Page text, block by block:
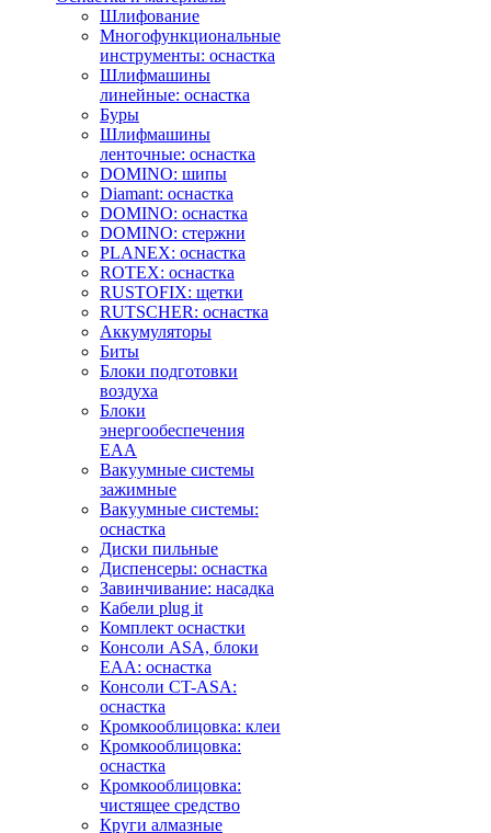
Шлифование
Многофункциональные
инструменты: оснастка
Шлифмашины
линейные: оснастка
Буры
Шлифмашины
ленточные: оснастка
DOMINO: шипы
Diamant: оснастка
DOMINO: оснастка
DOMINO: стержни
PLANEX: оснастка
ROTEX: оснастка
RUSTOFIX: щетки
RUTSCHER: оснастка
Аккумуляторы
Биты
Блоки подготовки
воздуха
Блоки
энергообеспечения
EAA
Вакуумные системы
зажимные
Вакуумные системы:
оснастка
Диски пильные
Диспенсеры: оснастка
Завинчивание: насадка
Кабели plug it
Комплект оснастки
Консоли ASA, блоки
EAA: оснастка
Консоли CT-ASA:
оснастка
Кромкооблицовка: клеи
Кромкооблицовка:
оснастка
Кромкооблицовка:
чистящее средство
Круги алмазные